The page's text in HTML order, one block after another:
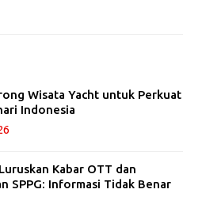
Wisata Yacht untuk Perkuat
Indonesia
Kabar OTT dan
SPPG: Informasi Tidak Benar